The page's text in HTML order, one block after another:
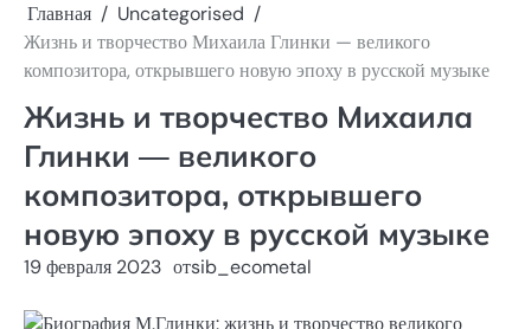
Главная
Uncategorised
Жизнь и творчество Михаила Глинки — великого
композитора, открывшего новую эпоху в русской музыке
Жизнь и творчество Михаила
Глинки — великого
композитора, открывшего
новую эпоху в русской музыке
19 февраля 2023 отsib_ecometal